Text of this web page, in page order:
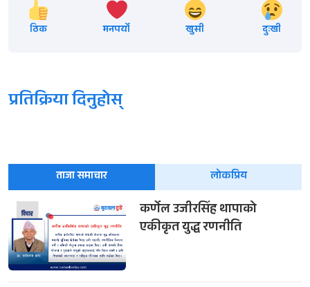
ठिक मनपर्यो खुसी दुःखी
प्रतिक्रिया दिनुहोस्
ताजा समाचार लोकप्रिय
कर्णेल उजीरसिंह थापाको
एकीकृत युद्ध रणनीति